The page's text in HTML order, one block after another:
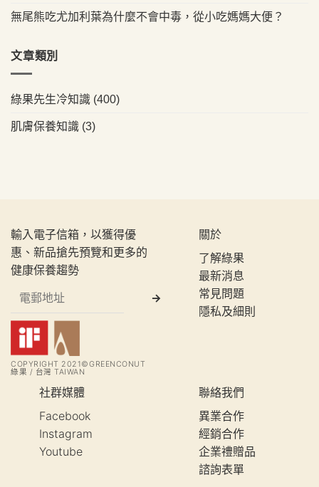
無尾熊吃尤加利葉為什麼不會中毒，從小吃媽媽大便？
文章類別
綠果先生冷知識 (400)
肌膚保養知識 (3)
輸入電子信箱，以獲得優
惠、新品搶先預覽和更多的
健康保養趨勢
COPYRIGHT 2021©GREENCONUT
綠果 / 台灣 TAIWAN
關於
了解綠果
最新消息
常見問題
隱私及細則
社群媒體
Facebook
Instagram
Youtube
聯絡我們
異業合作
經銷合作
企業禮贈品
諮詢表單